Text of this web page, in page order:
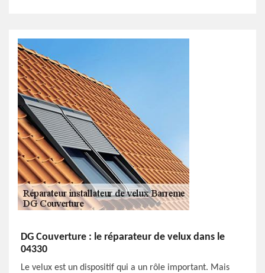
DG Couverture : le réparateur de velux dans le
04330
Le velux est un dispositif qui a un rôle important. Mais